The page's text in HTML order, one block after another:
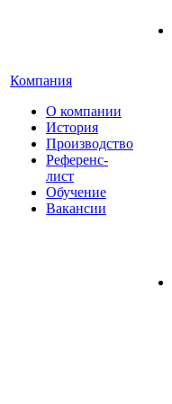
Компания
О компании
История
Производство
Референс-
лист
Обучение
Вакансии